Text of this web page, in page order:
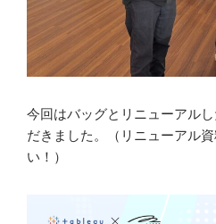
今回はバッグとリニューアル
だきました。（リニューアル
い！）